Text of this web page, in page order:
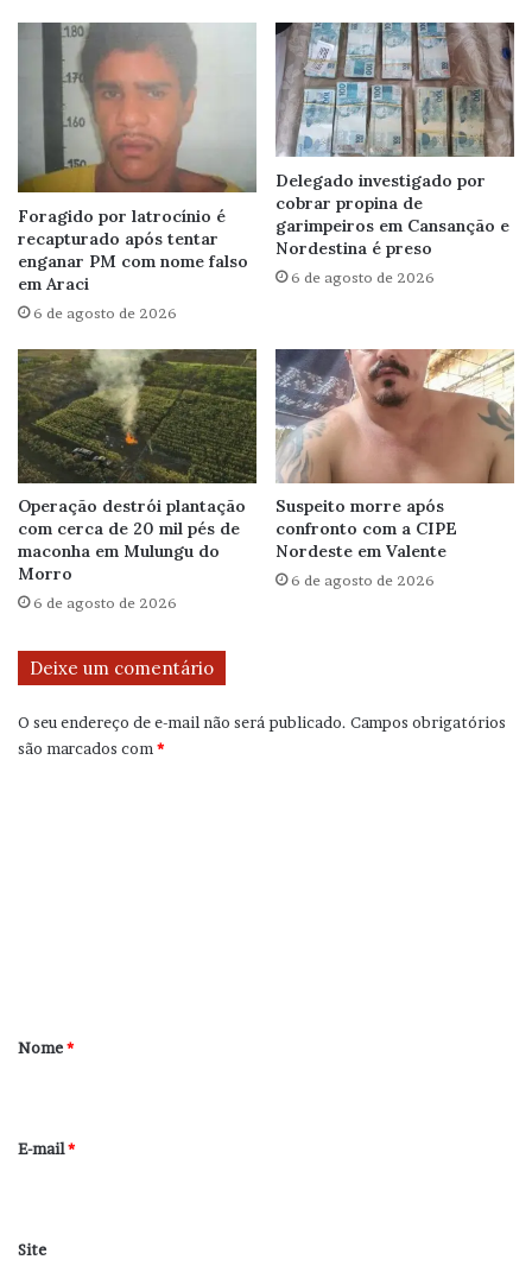
Foragido por latrocínio é
recapturado após tentar
enganar PM com nome falso
em Araci
6 de agosto de 2026
Delegado investigado por
cobrar propina de
garimpeiros em Cansanção e
Nordestina é preso
6 de agosto de 2026
Operação destrói plantação
com cerca de 20 mil pés de
maconha em Mulungu do
Morro
6 de agosto de 2026
Suspeito morre após
confronto com a CIPE
Nordeste em Valente
6 de agosto de 2026
Deixe um comentário
O seu endereço de e-mail não será publicado. Campos obrigatórios
são marcados com *
r
*
Nome*
E-mail*
Site